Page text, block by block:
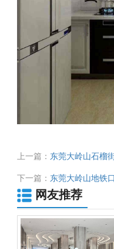
上一篇： 东莞大岭山石榴
价4280元 南北通透视野开
下一篇： 东莞大岭山地铁
园旁 沃尔玛150米 均价
网友推荐